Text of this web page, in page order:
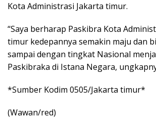
Kota Administrasi Jakarta timur.
“Saya berharap Paskibra Kota
timur kedepannya semakin maju dan
sampai dengan tingkat Nasional
Paskibraka di Istana Negara,
*Sumber Kodim 0505/Jakarta timur*
(Wawan/red)